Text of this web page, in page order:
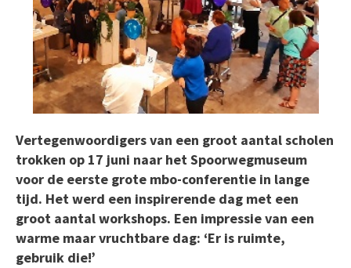
Vertegenwoordigers van een groot aantal scholen
trokken op 17 juni naar het Spoorwegmuseum
voor de eerste grote mbo-conferentie in lange
tijd. Het werd een inspirerende dag met een
groot aantal workshops. Een impressie van een
warme maar vruchtbare dag: ‘Er is ruimte,
gebruik die!’